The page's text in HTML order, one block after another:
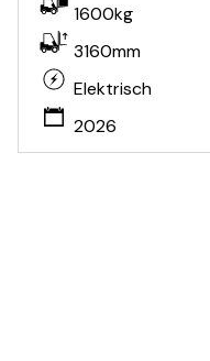
1600kg
3160mm
Elektrisch
2026